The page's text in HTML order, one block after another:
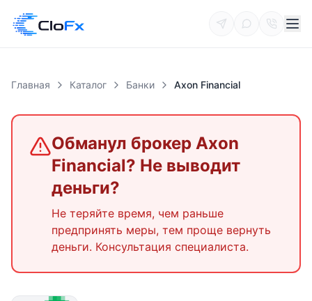
Главная Каталог Банки Axon Financial
Обманул брокер Axon
Financial? Не выводит
деньги?
Не теряйте время, чем раньше
предпринять меры, тем проще вернуть
деньги. Консультация специалиста.